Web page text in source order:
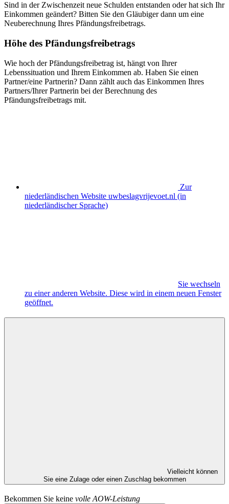
Sind in der Zwischenzeit neue Schulden entstanden oder hat sich Ihr
Einkommen geändert? Bitten Sie den Gläubiger dann um eine
Neuberechnung Ihres Pfändungsfreibetrags.
Höhe des Pfändungsfreibetrags
Wie hoch der Pfändungsfreibetrag ist, hängt von Ihrer
Lebenssituation und Ihrem Einkommen ab. Haben Sie einen
Partner/eine Partnerin? Dann zählt auch das Einkommen Ihres
Partners/Ihrer Partnerin bei der Berechnung des
Pfändungsfreibetrags mit.
Zur
niederländischen Website uwbeslagvrijevoet.nl (in
niederländischer Sprache)
Sie wechseln
zu einer anderen Website. Diese wird in einem neuen Fenster
geöffnet.
Vielleicht können
Sie eine Zulage oder einen Zuschlag bekommen
Bekommen Sie keine volle AOW-Leistung